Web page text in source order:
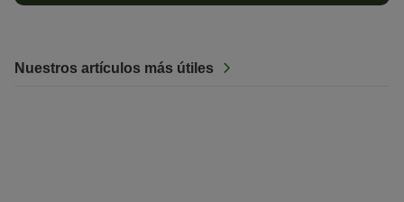
Nuestros artículos más útiles